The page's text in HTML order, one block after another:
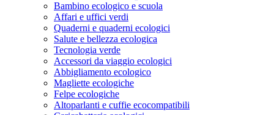
Bambino ecologico e scuola
Affari e uffici verdi
Quaderni e quaderni ecologici
Salute e bellezza ecologica
Tecnologia verde
Accessori da viaggio ecologici
Abbigliamento ecologico
Magliette ecologiche
Felpe ecologiche
Altoparlanti e cuffie ecocompatibili